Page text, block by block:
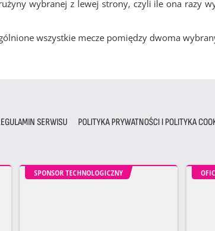
wybranej z lewej strony, czyli ile ona razy
wszystkie mecze pomiędzy dwoma
SERWISU POLITYKA PRYWATNOŚCI I POLITYKA
SPONSOR TECHNOLOGICZNY